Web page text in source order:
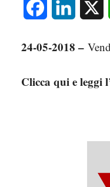
Facebook LinkedIn
24-05-2018 –
Clicca qui e leggi